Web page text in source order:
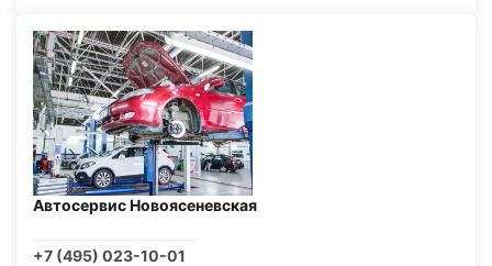
Автосервис Новоясеневская
+7 (495) 023-10-01